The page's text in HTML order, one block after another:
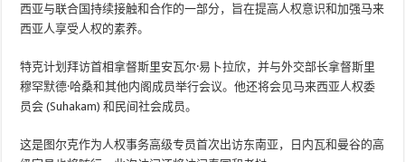
西亚与联合国持续接触和合作的一部分，旨在提高人权意识和加强马来
西亚人享受人权的素养。
特克计划拜访首相拿督斯里安瓦尔·易卜拉欣，并与外交部长拿督斯里
穆罕默德·哈桑和其他内阁成员举行会议。他还将会见马来西亚人权委
员会 (Suhakam) 和民间社会成员。
这是图尔克作为人权事务高级专员首次出访东南亚，日内瓦和曼谷的高